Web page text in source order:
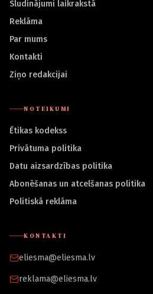
Sludinājumi laikrakstā
Reklāma
Par mums
Kontakti
Ziņo redakcijai
NOTEIKUMI
Ētikas kodekss
Privātuma politika
Datu aizsardzības politika
Abonēšanas un atcelšanas politika
Politiskā reklāma
KONTAKTI
eliesma@eliesma.lv
reklama@eliesma.lv